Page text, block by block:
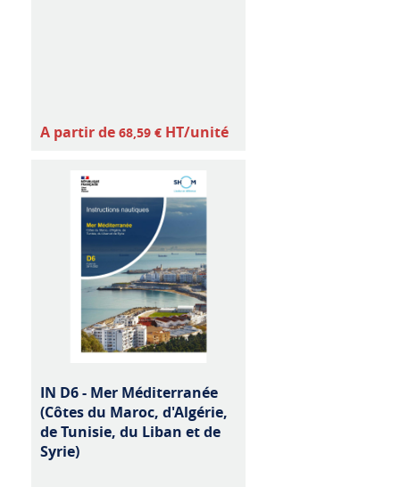
A partir de 68,59 € HT/unité
IN D6 - Mer Méditerranée
(Côtes du Maroc, d'Algérie,
de Tunisie, du Liban et de
Syrie)